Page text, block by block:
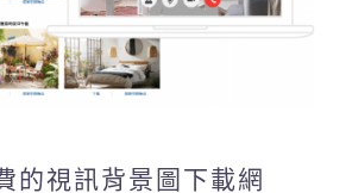
的視訊背景圖下載網